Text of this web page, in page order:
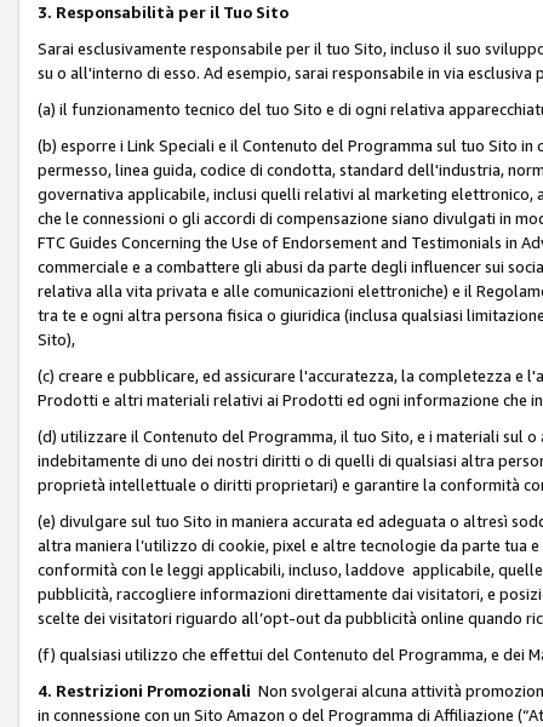
3. Responsabilità per il Tuo Sito
Sarai esclusivamente responsabile per il tuo Sito, incluso il suo
su o all'interno di esso. Ad esempio, sarai responsabile in via esclusiva
(a) il funzionamento tecnico del tuo Sito e di ogni relativa
(b) esporre i Link Speciali e il Contenuto del Programma sul tuo Sito in
permesso, linea guida, codice di condotta, standard dell'industria,
governativa applicabile, inclusi quelli relativi al marketing
che le connessioni o gli accordi di compensazione siano divulgati in
FTC Guides Concerning the Use of Endorsement and Testimonials in
commerciale e a combattere gli abusi da parte degli influencer sui
relativa alla vita privata e alle comunicazioni elettroniche) e il
tra te e ogni altra persona fisica o giuridica (inclusa qualsiasi
Sito),
(c) creare e pubblicare, ed assicurare l'accuratezza, la completezza
Prodotti e altri materiali relativi ai Prodotti ed ogni informazione che
(d) utilizzare il Contenuto del Programma, il tuo Sito, e i materiali sul
indebitamente di uno dei nostri diritti o di quelli di qualsiasi altra
proprietà intellettuale o diritti proprietari) e garantire la conformità
(e) divulgare sul tuo Sito in maniera accurata ed adeguata o altresì
altra maniera l’utilizzo di cookie, pixel e altre tecnologie da parte tua
conformità con le leggi applicabili, incluso, laddove applicabile,
pubblicità, raccogliere informazioni direttamente dai visitatori, e
scelte dei visitatori riguardo all’opt-out da pubblicità online quando
(f) qualsiasi utilizzo che effettui del Contenuto del Programma, e dei
4. Restrizioni Promozionali Non svolgerai alcuna attività
in connessione con un Sito Amazon o del Programma di Affiliazione